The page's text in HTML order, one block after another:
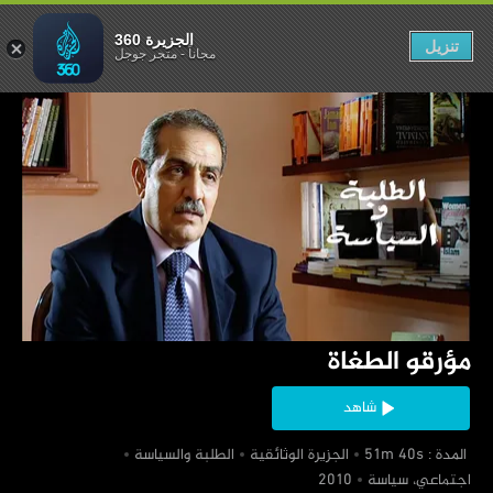
‏مؤرقو الطغاة
شاهد
‏ المدة : 51m 40s
‏الجزيرة الوثائقية
‏الطلبة والسياسة
‏اجتماعي، سياسة
مؤرقو الطغاة
الجزيرة 360
مجاناً-متجر جوجل تنزيل